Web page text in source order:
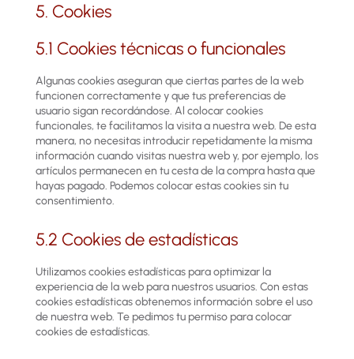
5. Cookies
5.1 Cookies técnicas o funcionales
Algunas cookies aseguran que ciertas partes de la web
funcionen correctamente y que tus preferencias de
usuario sigan recordándose. Al colocar cookies
funcionales, te facilitamos la visita a nuestra web. De esta
manera, no necesitas introducir repetidamente la misma
información cuando visitas nuestra web y, por ejemplo, los
artículos permanecen en tu cesta de la compra hasta que
hayas pagado. Podemos colocar estas cookies sin tu
consentimiento.
5.2 Cookies de estadísticas
Utilizamos cookies estadísticas para optimizar la
experiencia de la web para nuestros usuarios. Con estas
cookies estadísticas obtenemos información sobre el uso
de nuestra web. Te pedimos tu permiso para colocar
cookies de estadísticas.